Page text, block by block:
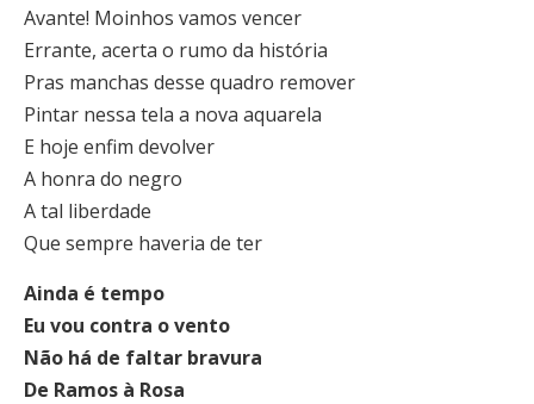
Avante! Moinhos vamos vencer
Errante, acerta o rumo da história
Pras manchas desse quadro remover
Pintar nessa tela a nova aquarela
E hoje enfim devolver
A honra do negro
A tal liberdade
Que sempre haveria de ter
Ainda é tempo
Eu vou contra o vento
Não há de faltar bravura
De Ramos à Rosa